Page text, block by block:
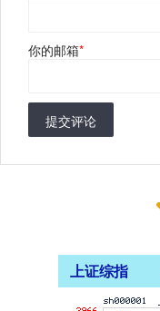
你的邮箱*
提交评论
上证综指